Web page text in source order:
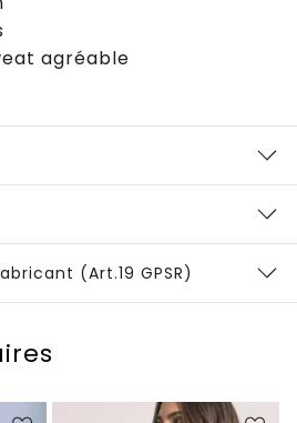
agréable
(Art.19 GPSR)